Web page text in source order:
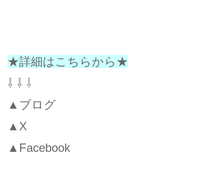
★詳細はこちらから★
⇩ ⇩ ⇩
▲ブログ
▲X
▲Facebook